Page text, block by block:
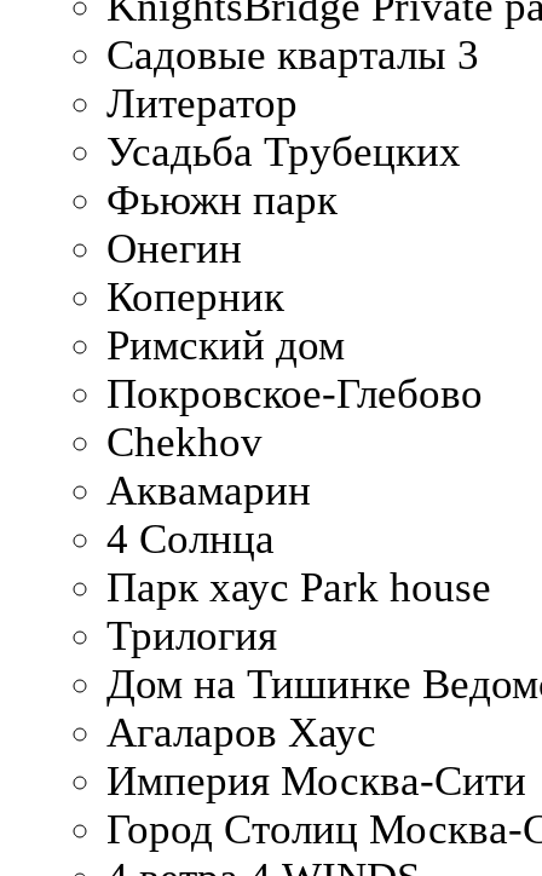
Садовые кварталы 3
Литератор
Усадьба Трубецких
Фьюжн парк
Онегин
Коперник
Римский дом
Покровское-Глебово
Chekhov
Аквамарин
4 Солнца
Парк хаус Park house
Трилогия
Дом на Тишинке
Агаларов Хаус
Империя Москва-Сити
Город Столиц Москва-